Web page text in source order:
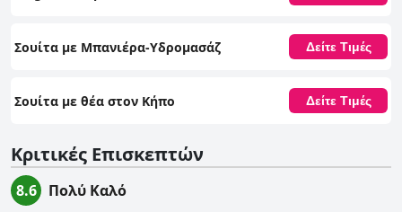
Σουίτα με Μπανιέρα-Υδρομασάζ Δείτε Τιμές
Σουίτα με θέα στον Κήπο Δείτε Τιμές
Κριτικές Επισκεπτών
8.6
Πολύ Καλό